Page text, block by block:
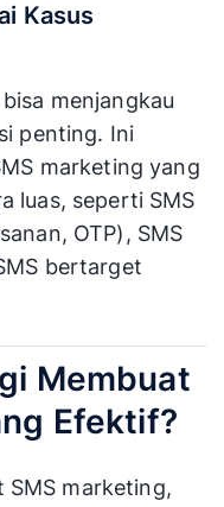
Kasus
menjangkau
penting. Ini
marketing yang
luas, seperti SMS
OTP), SMS
bertarget
Membuat
Efektif?
SMS marketing,